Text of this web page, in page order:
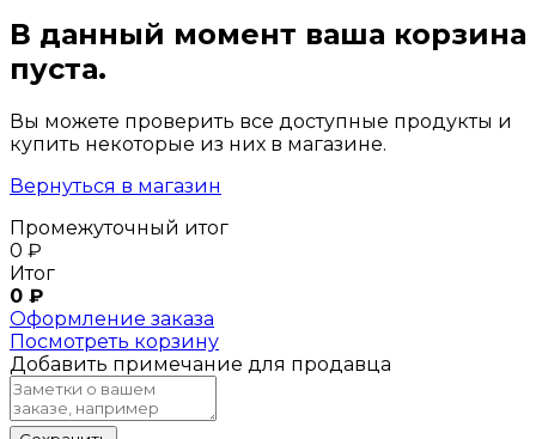
В данный момент ваша корзина
пуста.
Вы можете проверить все доступные продукты и
купить некоторые из них в магазине.
Вернуться в магазин
Промежуточный итог
0 ₽
Итог
0 ₽
Оформление заказа
Посмотреть корзину
Добавить примечание для продавца